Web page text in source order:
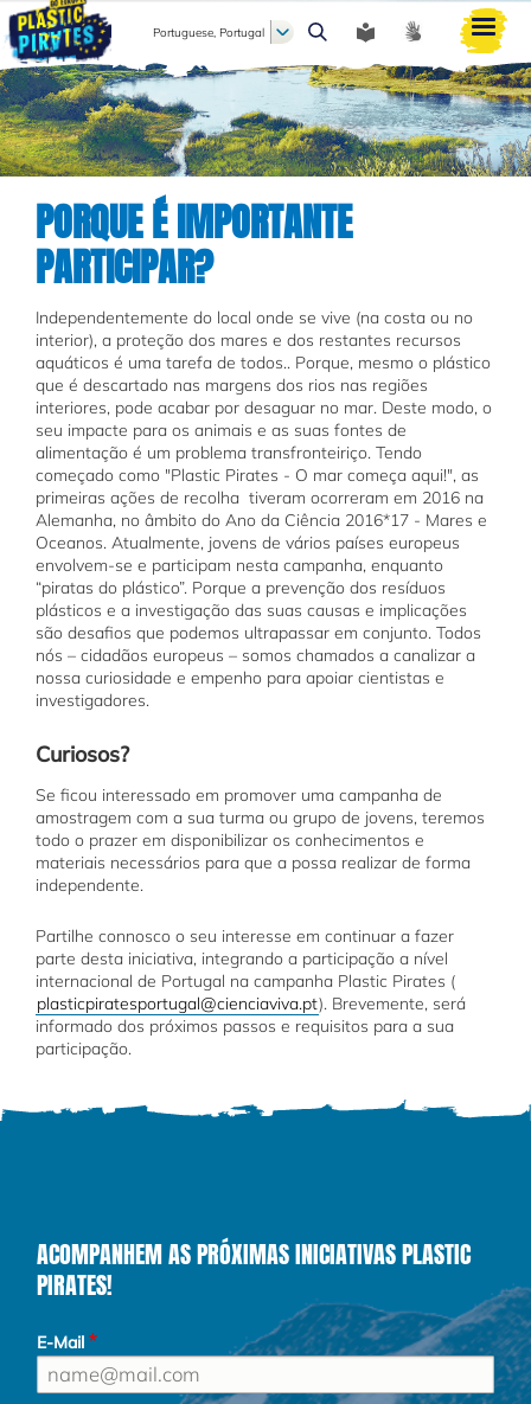
Pesquisar
Portuguese, Portugal
PORQUE É IMPORTANTE
PARTICIPAR?
Independentemente do local onde se vive (na costa ou no
interior), a proteção dos mares e dos restantes recursos
aquáticos é uma tarefa de todos.. Porque, mesmo o plástico
que é descartado nas margens dos rios nas regiões
interiores, pode acabar por desaguar no mar. Deste modo, o
seu impacte para os animais e as suas fontes de
alimentação é um problema transfronteiriço. Tendo
começado como "Plastic Pirates - O mar começa aqui!", as
primeiras ações de recolha tiveram ocorreram em 2016 na
Alemanha, no âmbito do Ano da Ciência 2016*17 - Mares e
Oceanos. Atualmente, jovens de vários países europeus
envolvem-se e participam nesta campanha, enquanto
“piratas do plástico”. Porque a prevenção dos resíduos
plásticos e a investigação das suas causas e implicações
são desafios que podemos ultrapassar em conjunto. Todos
nós – cidadãos europeus – somos chamados a canalizar a
nossa curiosidade e empenho para apoiar cientistas e
investigadores.
Curiosos?
Se ficou interessado em promover uma campanha de
amostragem com a sua turma ou grupo de jovens, teremos
todo o prazer em disponibilizar os conhecimentos e
materiais necessários para que a possa realizar de forma
independente.
Partilhe connosco o seu interesse em continuar a fazer
parte desta iniciativa, integrando a participação a nível
internacional de Portugal na campanha Plastic Pirates (
plasticpiratesportugal@cienciaviva.pt). Brevemente, será
informado dos próximos passos e requisitos para a sua
participação.
ACOMPANHEM AS PRÓXIMAS INICIATIVAS PLASTIC
PIRATES!
E-Mail